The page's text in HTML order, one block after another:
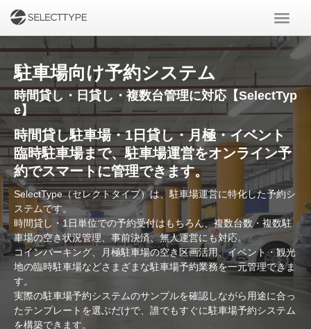
駐車場向け予約システム
時間貸し・日貸し・複数台管理に対応【SelectTyp
e】
時間貸し駐車場・1日貸し・月極・イベント
臨時駐車場まで、駐車場運営をオンライン予
約でスマートに管理できます。
SelectType（セレクトタイプ）は、駐車場運営に特化した予約シ
ステムです。
時間貸し・1日単位での予約受付はもちろん、複数台数・複数駐
車場の空き状況管理、事前決済、無人運営にも対応。
コインパーキング、月極駐車場の空き区画活用、イベント・観光
地の臨時駐車場などさまざまな駐車場予約業務を一元管理できま
す。
実際の駐車場予約システムのサンプルを確認しながら用途に合っ
たテンプレートを選ぶだけで、誰でもすぐに駐車場予約システム
を構築できます。